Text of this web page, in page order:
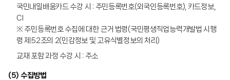
국민내일배움카드 수강 시 : 주민등록번호(외국인등록번호), 카드정보,
CI
※ 주민등록번호 수집에 대한 근거 법령(국민평생직업능력개발법 시행
령 제52조의 2(민감정보 및 고유식별정보의 처리)
교재 포함 과정 수강 시 : 주소
(5) 수집방법